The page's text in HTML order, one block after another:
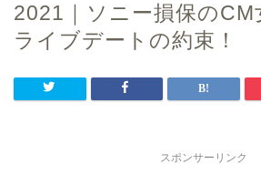
2021｜ソニー損保のCM
ライブデートの約束！
スポンサーリンク